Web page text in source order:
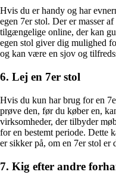
Hvis du er handy og har
egen 7er stol. Der er masser
tilgængelige online, der kan
egen stol giver dig mulighed
og kan være en sjov og
6. Lej en 7er stol
Hvis du kun har brug for en
prøve den, før du køber en,
virksomheder, der tilbyder
for en bestemt periode. Dette
er sikker på, om en 7er stol er
7. Kig efter andre